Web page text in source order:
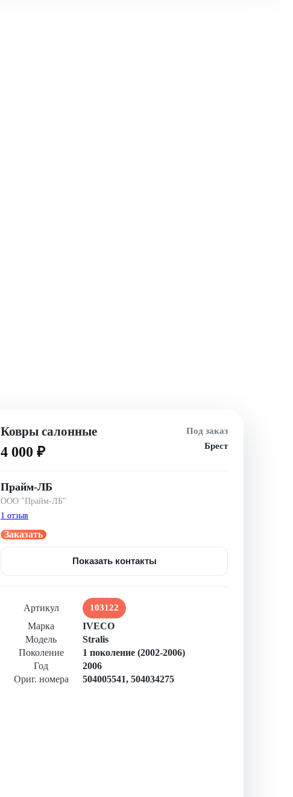
Ковры салонные
4 000 ₽
Под заказ
Брест
Прайм-ЛБ
ООО "Прайм-ЛБ"
1 отзыв
Заказать
Показать контакты
Артикул 103122
Марка
IVECO
Модель
Stralis
Поколение
1 поколение (2002-2006)
Год
2006
Ориг. номера
504005541,504034275